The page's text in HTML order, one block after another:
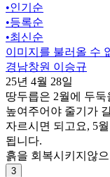
•인기순
•등록순
•최신순
이미지를 불러올 수
경남창원 이승규
25년 4월 28일
땅두릅은 2월에 두둑
높여주어야 줄기가
자르시면 되고요, 5
됩니다.
흙을 회복시키지않
3